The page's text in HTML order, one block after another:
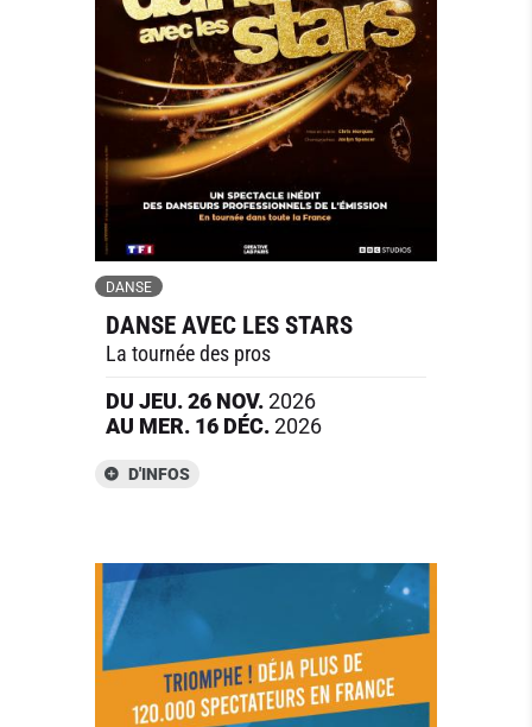
DANSE
DANSE AVEC LES STARS
La tournée des pros
DU JEU.26 NOV.2026
AU MER. 16 DÉC.2026
D'INFOS